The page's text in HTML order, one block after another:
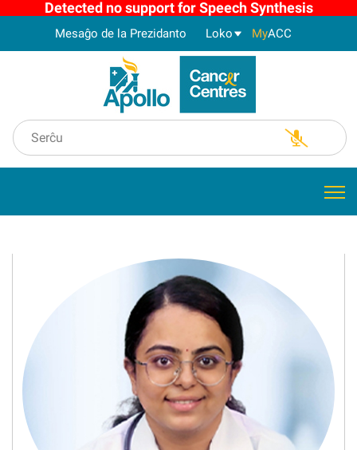
Detected no support for Speech Synthesis
Mesaĝo de la Prezidanto Loko MyACC